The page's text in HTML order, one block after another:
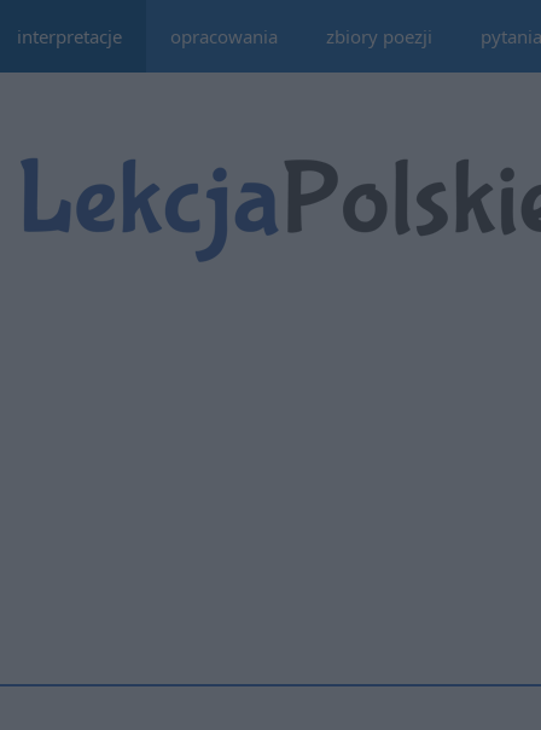
interpretacje opracowania zbiory poezji